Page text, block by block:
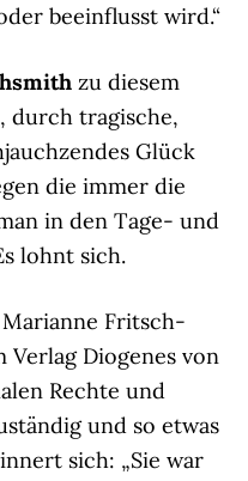
beeinflusst wird.“
zu diesem
durch tragische,
Glück
die immer die
in den Tage- und
lohnt sich.
Fritsch-
Diogenes von
Rechte und
und so etwas
sich: „Sie war